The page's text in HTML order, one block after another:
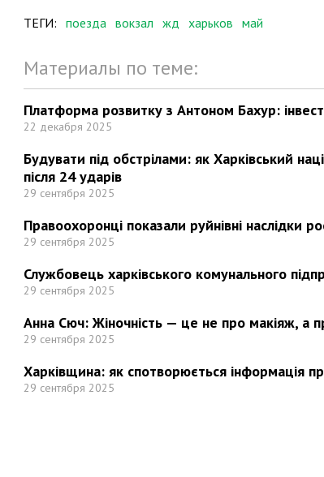
ТЕГИ: поезда вокзал жд харьков май
Материалы по теме:
Платформа розвитку з Антоном Бахур:
22 декабря 2025
Будувати під обстрілами: як Харківський
після 24 ударів
29 сентября 2025
Правоохоронці показали руйнівні наслідки
29 сентября 2025
Службовець харківського комунального
29 сентября 2025
Анна Сюч: Жіночність — це не про макіяж, а
29 сентября 2025
Харківщина: як спотворюється інформація
29 сентября 2025